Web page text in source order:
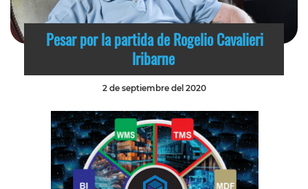
Pesar por la partida de Rogelio Cavalieri
Iribarne
2 de septiembre del 2020